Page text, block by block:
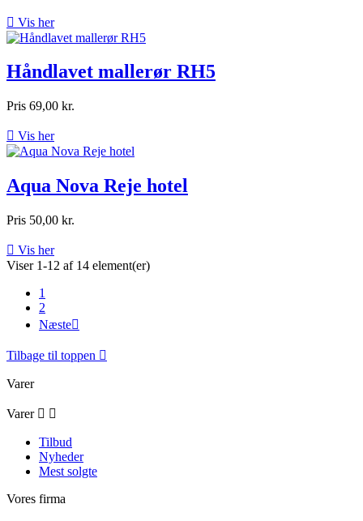
 Vis her
Håndlavet mallerør RH5
Pris 69,00 kr.
 Vis her
Aqua Nova Reje hotel
Pris 50,00 kr.
 Vis her
Viser 1-12 af 14 element(er)
1
2
Næste
Tilbage til toppen 
Varer
Varer  
Tilbud
Nyheder
Mest solgte
Vores firma